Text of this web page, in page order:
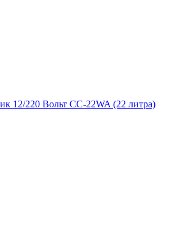
12/220 Вольт CC-22WA (22 литра)